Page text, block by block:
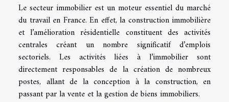
Le secteur immobilier est un moteur essentiel du marché
du travail en France. En effet, la construction immobilière
et l’amélioration résidentielle constituent des activités
centrales créant un nombre significatif d’emplois
sectoriels. Les activités liées à l’immobilier sont
directement responsables de la création de nombreux
postes, allant de la conception à la construction, en
passant par la vente et la gestion de biens immobiliers.